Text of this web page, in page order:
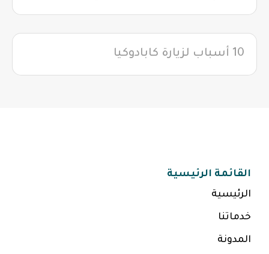
10 أسباب لزيارة كابادوكيا
القائمة الرئيسية
الرئيسية
خدماتنا
المدونة